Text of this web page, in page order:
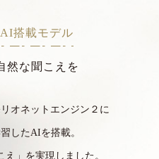
搭載モデル
然な聞こえを
オネットエンジン２に
したAIを搭載。
」を実現しました。